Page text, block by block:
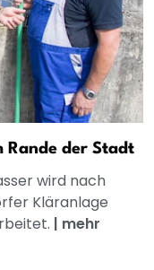
Rande der Stadt
wird nach
Kläranlage
| mehr